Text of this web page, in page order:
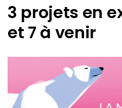
3 projets en
et 7 à venir